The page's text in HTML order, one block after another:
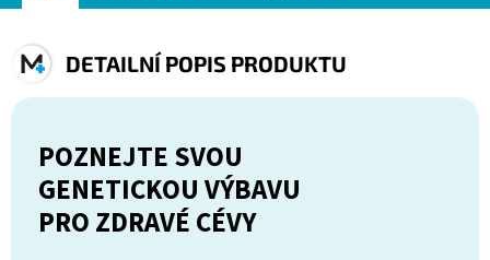
DETAILNÍ POPIS PRODUKTU
POZNEJTE SVOU
GENETICKOU VÝBAVU
PRO ZDRAVÉ CÉVY